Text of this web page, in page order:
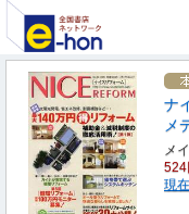
ナ
メ
メ
524
現